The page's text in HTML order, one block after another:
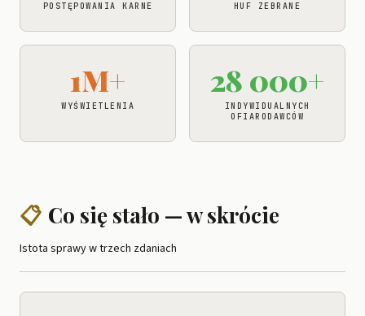
POSTĘPOWANIA KARNE HUF ZEBRANE
1M+
WYŚWIETLENIA
28 000+
INDYWIDUALNYCH
OFIARODAWCÓW
📋 Co się stało — w skrócie
Istota sprawy w trzech zdaniach